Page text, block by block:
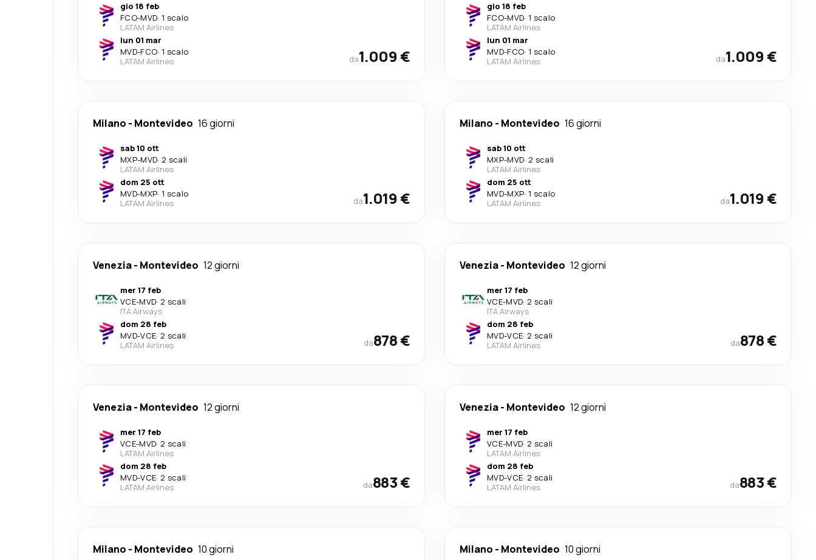
gio 18 feb
FCO-MVD· 1 scalo
LATAM Airlines
lun 01 mar
MVD-FCO· 1 scalo
LATAM Airlines
da1.009 €
gio 18 feb
FCO-MVD· 1 scalo
LATAM Airlines
lun 01 mar
MVD-FCO· 1 scalo
LATAM Airlines
da1.009 €
Milano - Montevideo 16 giorni
sab 10 ott
MXP-MVD· 2 scali
LATAM Airlines
dom 25 ott
MVD-MXP· 1 scalo
LATAM Airlines
da1.019 €
Milano - Montevideo 16 giorni
sab 10 ott
MXP-MVD· 2 scali
LATAM Airlines
dom 25 ott
MVD-MXP· 1 scalo
LATAM Airlines
da1.019 €
Venezia- Montevideo 12 giorni
mer 17 feb
VCE-MVD· 2 scali
ITA Airways
dom 28 feb
MVD-VCE· 2 scali
LATAM Airlines
da878 €
Venezia- Montevideo 12 giorni
mer 17 feb
VCE-MVD· 2 scali
ITA Airways
dom 28 feb
MVD-VCE· 2 scali
LATAM Airlines
da878 €
Venezia- Montevideo 12 giorni
mer 17 feb
VCE-MVD· 2 scali
LATAM Airlines
dom 28 feb
MVD-VCE· 2 scali
LATAM Airlines
da883 €
Venezia- Montevideo 12 giorni
mer 17 feb
VCE-MVD· 2 scali
LATAM Airlines
dom 28 feb
MVD-VCE· 2 scali
LATAM Airlines
da883 €
Milano - Montevideo 10 giorni Milano - Montevideo 10 giorni